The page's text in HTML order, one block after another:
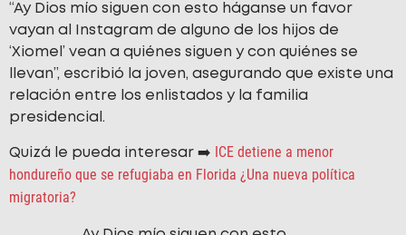
“Ay Dios mío siguen con esto háganse un favor
vayan al Instagram de alguno de los hijos de
‘Xiomel’ vean a quiénes siguen y con quiénes se
llevan”, escribió la joven, asegurando que existe una
relación entre los enlistados y la familia
presidencial.
Quizá le pueda interesar ➡️ ICE detiene a menor
hondureño que se refugiaba en Florida ¿Una nueva política
migratoria?